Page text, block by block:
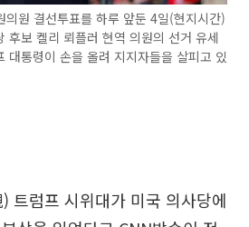
원 결선투표를 하루 앞둔 4일(현지시간)
후보 켈리 뢰플러 현역 의원의 선거 유세
대통령이 손을 올려 지지자들을 살피고 있
트럼프 시위대가 미국 의사당에